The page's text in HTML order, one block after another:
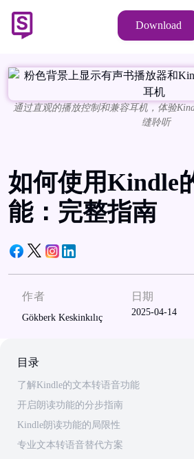
Download
通过直观的播放控制和兼容耳机，体验
缝聆听
如何使用Kindle
能：完整指南
作者
Gökberk Keskinkılıç
日期
2025-04-14
目录
了解Kindle的文本转语音功能
开启朗读功能的分步指南
Kindle朗读功能的局限性
专业文本转语音替代方案